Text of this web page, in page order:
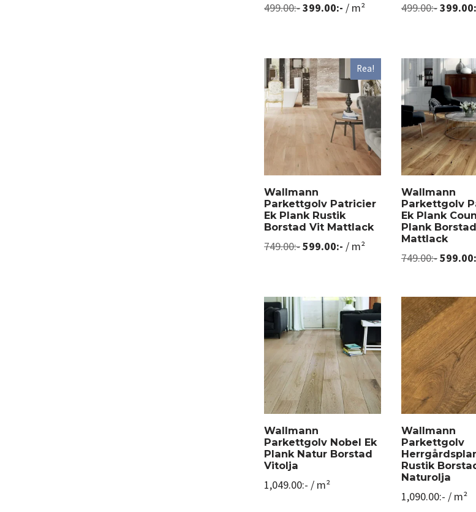
499.00:-399.00:- / m² 499.00:-399.00
Rea!
Wallmann
Parkettgolv Patricier
Ek Plank Rustik
Borstad Vit Mattlack
749.00:-599.00:- / m²
Wallmann
Parkettgolv
Ek Plank
Plank Borstad
Mattlack
749.00:-599.00
Wallmann
Parkettgolv Nobel Ek
Plank Natur Borstad
Vitolja
1,049.00:- / m²
Wallmann
Parkettgolv
Rustik
Naturolja
1,090.00:- / m²